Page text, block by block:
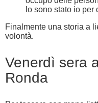
lo sono stato io per
Finalmente una storia a
volontà.
Venerdì sera
Ronda